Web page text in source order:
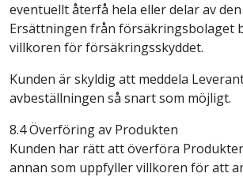
eventuellt återfå hela eller delar av
Ersättningen från försäkringsbolaget
villkoren för försäkringsskyddet.
Kunden är skyldig att meddela
avbeställningen så snart som möjligt.
8.4 Överföring av Produkten
Kunden har rätt att överföra
annan som uppfyller villkoren för att